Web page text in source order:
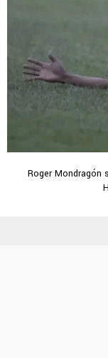
Roger Mondragón